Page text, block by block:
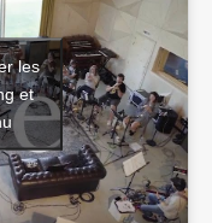
les
et